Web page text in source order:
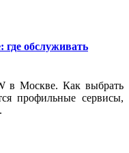
обслуживать
в Москве. Как выбрать
профильные сервисы,